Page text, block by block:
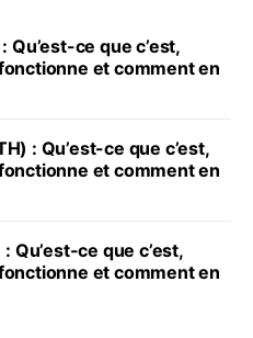
Qu’est-ce que c’est,
et comment en
: Qu’est-ce que c’est,
et comment en
Qu’est-ce que c’est,
et comment en